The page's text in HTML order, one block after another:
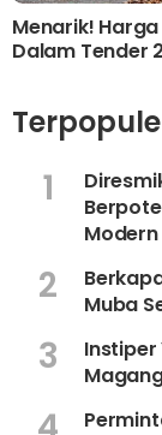
Menarik! Harga
Dalam Tender
1
Modern
2
Muba
3
Instiper